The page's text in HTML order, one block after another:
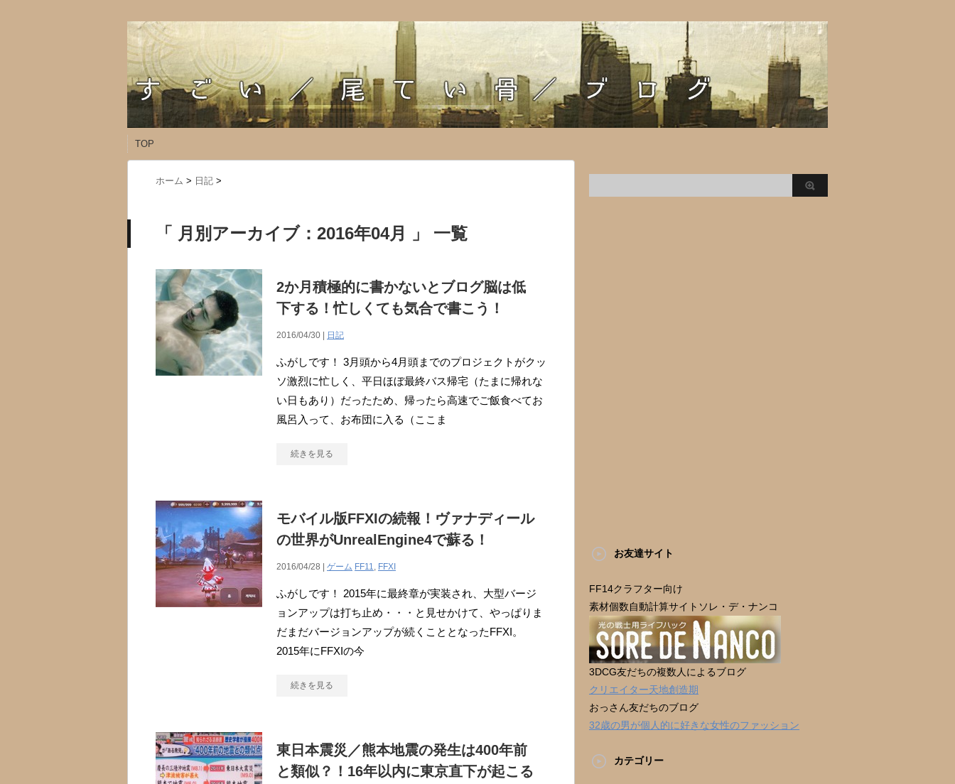
TOP
ホーム > 日記 >
「 月別アーカイブ：2016年04月 」 一覧
2か月積極的に書かないとブログ脳は低
下する！忙しくても気合で書こう！
2016/04/30 | 日記
ふがしです！ 3月頭から4月頭までのプロジェクトがクッ
ソ激烈に忙しく、平日ほぼ最終バス帰宅（たまに帰れな
い日もあり）だったため、帰ったら高速でご飯食べてお
風呂入って、お布団に入る（ここま
続きを見る
モバイル版FFXIの続報！ヴァナディール
の世界がUnrealEngine4で蘇る！
2016/04/28 | ゲーム FF11, FFXI
ふがしです！ 2015年に最終章が実装され、大型バージ
ョンアップは打ち止め・・・と見せかけて、やっぱりま
だまだバージョンアップが続くこととなったFFXI。
2015年にFFXIの今
続きを見る
東日本震災／熊本地震の発生は400年前
と類似？！16年以内に東京直下が起こる
お友達サイト
FF14クラフター向け
素材個数自動計算サイトソレ・デ・ナンコ
3DCG友だちの複数人によるブログ
クリエイター天地創造期
おっさん友だちのブログ
32歳の男が個人的に好きな女性のファッション
カテゴリー